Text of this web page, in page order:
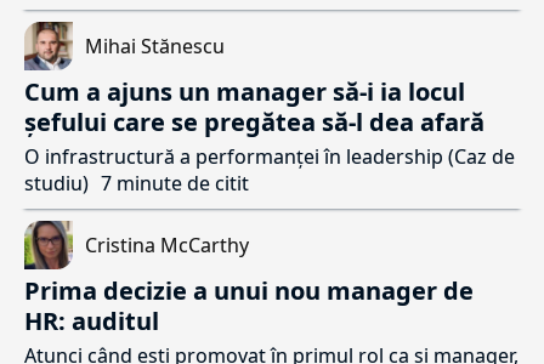
Mihai Stănescu
Cum a ajuns un manager să-i ia locul
șefului care se pregătea să-l dea afară
O infrastructură a performanței în leadership (Caz de
studiu) 7 minute de citit
Cristina McCarthy
Prima decizie a unui nou manager de
HR: auditul
Atunci când ești promovat în primul rol ca și manager,